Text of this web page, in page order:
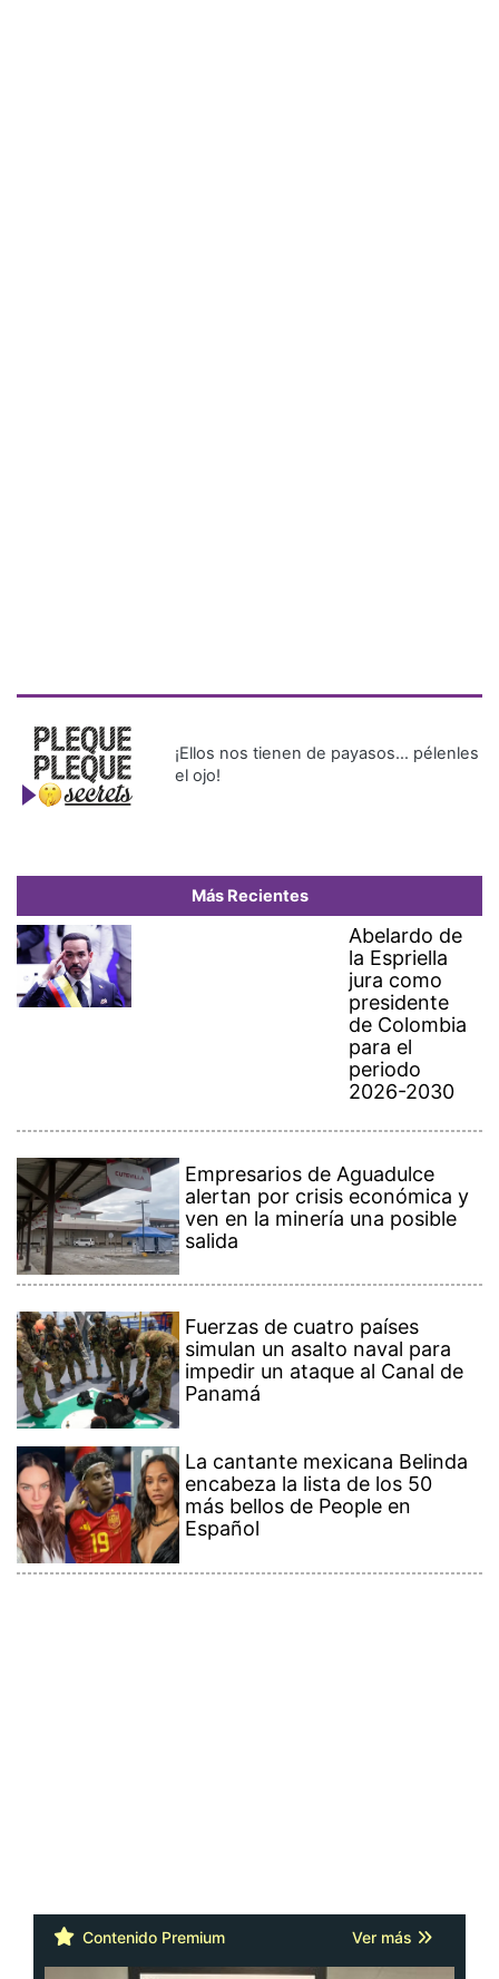
¡Ellos nos tienen de payasos… pélenles
el ojo!
Más Recientes
Abelardo de
la Espriella
jura como
presidente
de Colombia
para el
periodo
2026-2030
Empresarios de Aguadulce
alertan por crisis económica y
ven en la minería una posible
salida
Fuerzas de cuatro países
simulan un asalto naval para
impedir un ataque al Canal de
Panamá
La cantante mexicana Belinda
encabeza la lista de los 50
más bellos de People en
Español
Contenido Premium Ver más